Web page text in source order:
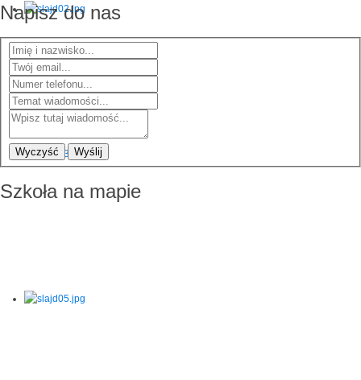
Napisz do nas
Wyczyść Wyślij
Szkoła na mapie